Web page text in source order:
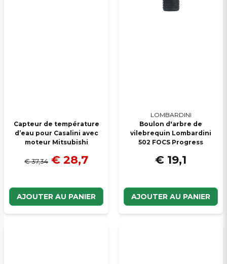
Capteur de température
d’eau pour Casalini avec
moteur Mitsubishi
€ 37,34 € 28,7
AJOUTER AU PANIER
LOMBARDINI
Boulon d'arbre de
vilebrequin Lombardini
502 FOCS Progress
€ 19,1
AJOUTER AU PANIER